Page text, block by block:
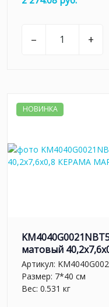
– +
НОВИНКА
матовый
Артикул:
Размер: 7*40 см
Вес: 0.531 кг